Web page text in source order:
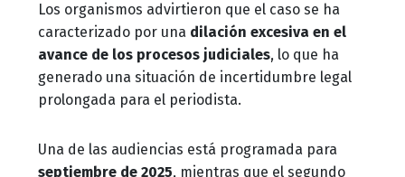
Los organismos advirtieron que el caso se ha
caracterizado por una dilación excesiva en el
avance de los procesos judiciales, lo que ha
generado una situación de incertidumbre legal
prolongada para el periodista.
Una de las audiencias está programada para
septiembre de 2025, mientras que el segundo